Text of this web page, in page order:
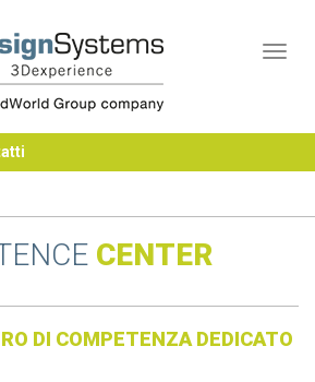
CENTER
DI COMPETENZA DEDICATO